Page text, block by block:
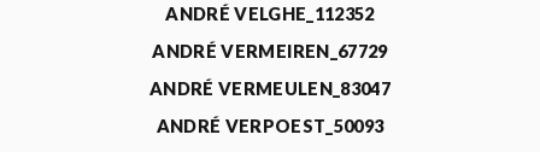
ANDRÉ VELGHE_112352
ANDRÉ VERMEIREN_67729
ANDRÉ VERMEULEN_83047
ANDRÉ VERPOEST_50093